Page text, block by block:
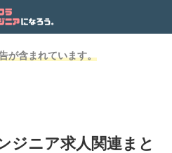
が含まれています。
ジニア求人関連まと